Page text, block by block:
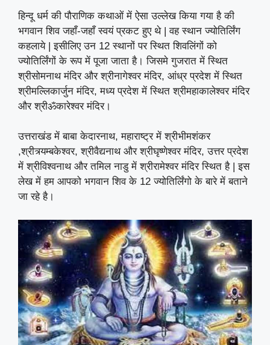
हिन्दू धर्म की पौराणिक कथाओं में ऐसा उल्लेख किया गया है की
भगवान शिव जहाँ-जहाँ स्वयं प्रकट हुए थे | वह स्थान ज्योतिर्लिंग
कहलाये | इसीलिए उन 12 स्थानों पर स्थित शिवलिंगों को
ज्योतिर्लिंगों के रूप में पूजा जाता है। जिसमे गुजरात में स्थित
श्रीसोमनाथ मंदिर और श्रीनागेश्वर मंदिर, आंध्र प्रदेश में स्थित
श्रीमल्लिकार्जुन मंदिर, मध्य प्रदेश में स्थित श्रीमहाकालेश्वर मंदिर
और श्रीॐकारेश्वर मंदिर।
उत्तराखंड में बाबा केदारनाथ, महाराष्ट्र में श्रीभीमशंकर
,श्रीत्र्यम्बकेश्वर, श्रीवैद्यनाथ और श्रीघृष्णेश्वर मंदिर, उत्तर प्रदेश
में श्रीविश्वनाथ और तमिल नाडु में श्रीरामेश्वर मंदिर स्थित है | इस
लेख में हम आपको भगवान शिव के 12 ज्योतिर्लिंगो के बारे में बताने
जा रहे है।